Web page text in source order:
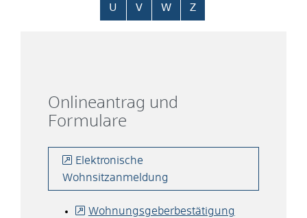
U V W Z
Onlineantrag und
Formulare
Elektronische
Wohnsitzanmeldung
Wohnungsgeberbestätigung